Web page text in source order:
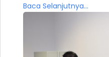
Baca Selanjutnya...